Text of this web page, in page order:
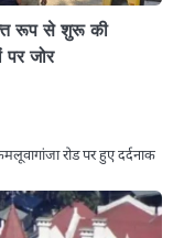
रूप से शुरू की
पर जोर
रोड पर हुए दर्दनाक